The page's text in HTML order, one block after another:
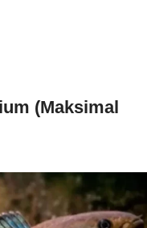
(Maksimal